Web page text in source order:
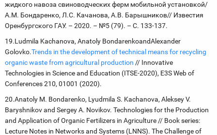
жидкого навоза свиноводческих ферм мобильной установкой/
А.М. Бондаренко, Л.С. Качанова, А.В. Барышников// Известия
Оренбургского ГАУ. – 2020. – №5 (79). – С. 133-137.
19.Ludmila Kachanova, Anatoly BondarenkoandAlexander
Golovko.Trends in the development of technical means for recycling
organic waste from agricultural production // Innovative
Technologies in Science and Education (ITSE-2020), E3S Web of
Conferences 210, 01001 (2020).
20.Anatoly M. Bondarenko, Lyudmila S. Kachanova, Aleksey V.
Baryshnikov аnd Sergey A. Novikov. Technologies for the Production
and Application of Organic Fertilizers in Agriculture // Book series:
Lecture Notes in Networks and Systems (LNNS). The Challenge of